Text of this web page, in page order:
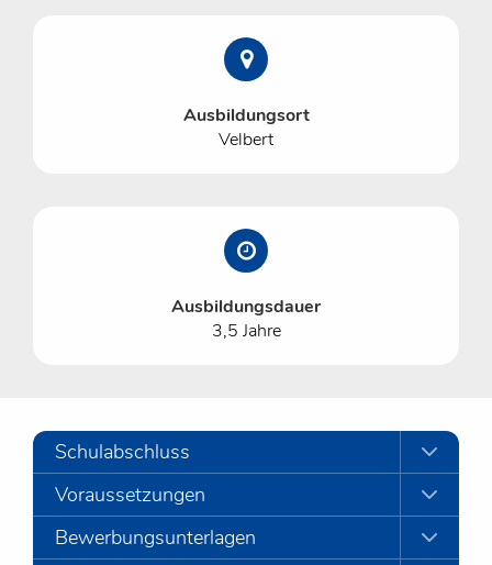
Ausbildungsort
Velbert
Ausbildungsdauer
3,5 Jahre
Schulabschluss
Voraussetzungen
Bewerbungsunterlagen